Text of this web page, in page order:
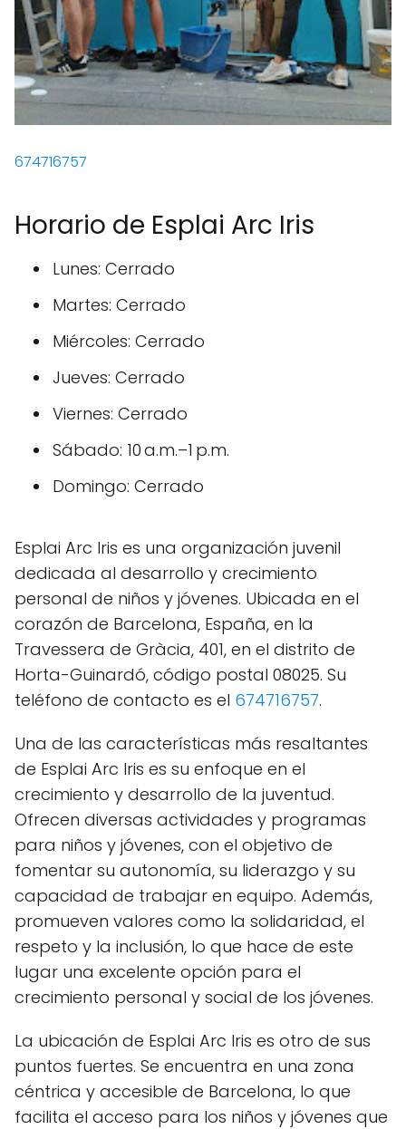
674716757
Horario de Esplai Arc Iris
Lunes: Cerrado
Martes: Cerrado
Miércoles: Cerrado
Jueves: Cerrado
Viernes: Cerrado
Sábado: 10 a.m.–1 p.m.
Domingo: Cerrado
Esplai Arc Iris es una organización juvenil
dedicada al desarrollo y crecimiento
personal de niños y jóvenes. Ubicada en el
corazón de Barcelona, España, en la
Travessera de Gràcia, 401, en el distrito de
Horta-Guinardó, código postal 08025. Su
teléfono de contacto es el 674716757.
Una de las características más resaltantes
de Esplai Arc Iris es su enfoque en el
crecimiento y desarrollo de la juventud.
Ofrecen diversas actividades y programas
para niños y jóvenes, con el objetivo de
fomentar su autonomía, su liderazgo y su
capacidad de trabajar en equipo. Además,
promueven valores como la solidaridad, el
respeto y la inclusión, lo que hace de este
lugar una excelente opción para el
crecimiento personal y social de los jóvenes.
La ubicación de Esplai Arc Iris es otro de sus
puntos fuertes. Se encuentra en una zona
céntrica y accesible de Barcelona, lo que
facilita el acceso para los niños y jóvenes que